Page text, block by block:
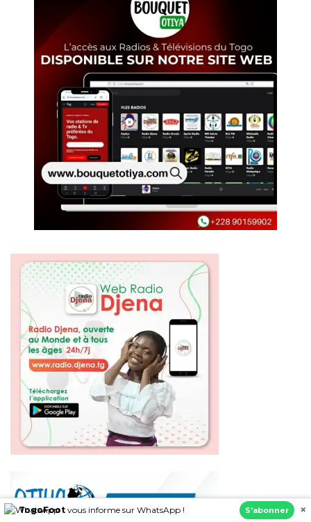
TogoFoot vous informe sur WhatsApp ! S’abonner ×